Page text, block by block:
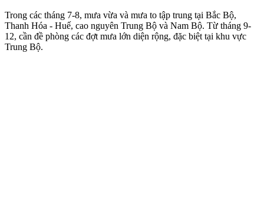
Trong các tháng 7-8, mưa vừa và mưa to tập trung tại Bắc Bộ,
Thanh Hóa - Huế, cao nguyên Trung Bộ và Nam Bộ. Từ tháng 9-
12, cần đề phòng các đợt mưa lớn diện rộng, đặc biệt tại khu vực
Trung Bộ.